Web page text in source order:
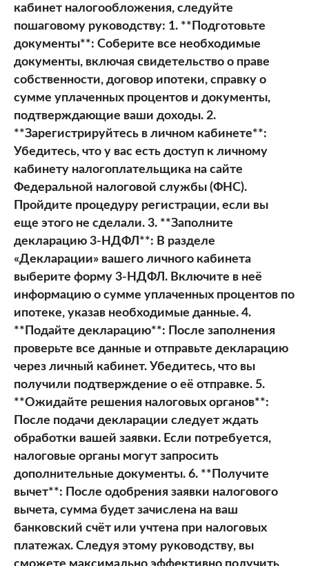
кабинет налогообложения, следуйте
пошаговому руководству: 1. **Подготовьте
документы**: Соберите все необходимые
документы, включая свидетельство о праве
собственности, договор ипотеки, справку о
сумме уплаченных процентов и документы,
подтверждающие ваши доходы. 2.
**Зарегистрируйтесь в личном кабинете**:
Убедитесь, что у вас есть доступ к личному
кабинету налогоплательщика на сайте
Федеральной налоговой службы (ФНС).
Пройдите процедуру регистрации, если вы
еще этого не сделали. 3. **Заполните
декларацию 3-НДФЛ**: В разделе
«Декларации» вашего личного кабинета
выберите форму 3-НДФЛ. Включите в неё
информацию о сумме уплаченных процентов по
ипотеке, указав необходимые данные. 4.
**Подайте декларацию**: После заполнения
проверьте все данные и отправьте декларацию
через личный кабинет. Убедитесь, что вы
получили подтверждение о её отправке. 5.
**Ожидайте решения налоговых органов**:
После подачи декларации следует ждать
обработки вашей заявки. Если потребуется,
налоговые органы могут запросить
дополнительные документы. 6. **Получите
вычет**: После одобрения заявки налогового
вычета, сумма будет зачислена на ваш
банковский счёт или учтена при налоговых
платежах. Следуя этому руководству, вы